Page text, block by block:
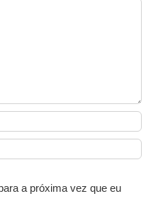
a próxima vez que eu